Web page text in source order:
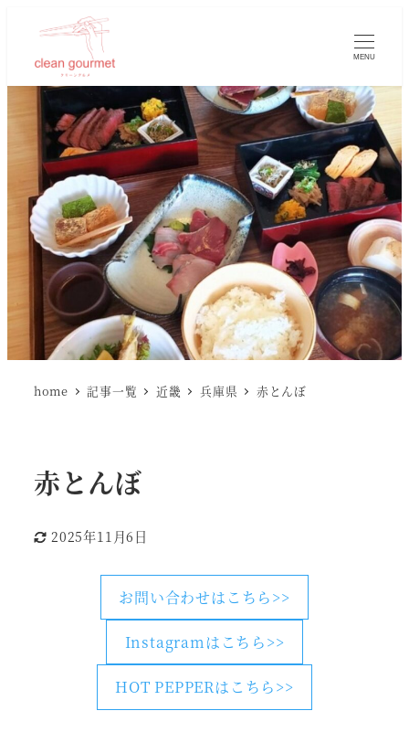
MENU
home 記事一覧 近畿 兵庫県 赤とんぼ
赤とんぼ
更新日
2025年11月6日
お問い合わせはこちら>>
Instagramはこちら>>
HOT PEPPERはこちら>>